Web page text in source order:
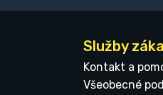
Služby
Kontakt a
Všeobecné